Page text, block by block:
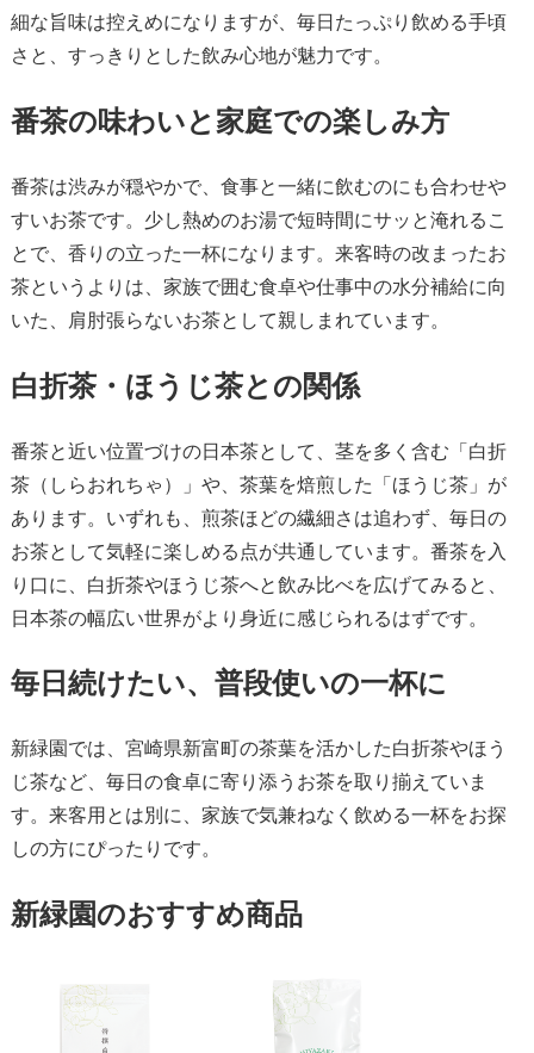
細な旨味は控えめになりますが、毎日たっぷり飲める手頃
さと、すっきりとした飲み心地が魅力です。
番茶の味わいと家庭での楽しみ方
番茶は渋みが穏やかで、食事と一緒に飲むのにも合わせや
すいお茶です。少し熱めのお湯で短時間にサッと淹れるこ
とで、香りの立った一杯になります。来客時の改まったお
茶というよりは、家族で囲む食卓や仕事中の水分補給に向
いた、肩肘張らないお茶として親しまれています。
白折茶・ほうじ茶との関係
番茶と近い位置づけの日本茶として、茎を多く含む「白折
茶（しらおれちゃ）」や、茶葉を焙煎した「ほうじ茶」が
あります。いずれも、煎茶ほどの繊細さは追わず、毎日の
お茶として気軽に楽しめる点が共通しています。番茶を入
り口に、白折茶やほうじ茶へと飲み比べを広げてみると、
日本茶の幅広い世界がより身近に感じられるはずです。
毎日続けたい、普段使いの一杯に
新緑園では、宮崎県新富町の茶葉を活かした白折茶やほう
じ茶など、毎日の食卓に寄り添うお茶を取り揃えていま
す。来客用とは別に、家族で気兼ねなく飲める一杯をお探
しの方にぴったりです。
新緑園のおすすめ商品